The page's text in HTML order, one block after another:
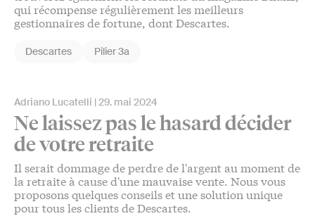
qui récompense régulièrement les meilleurs
gestionnaires de fortune, dont Descartes.
Descartes Pilier 3a
Adriano Lucatelli 29. mai 2024
Ne laissez pas le hasard décider
de votre retraite
Il serait dommage de perdre de l'argent au moment de
la retraite à cause d'une mauvaise vente. Nous vous
proposons quelques conseils et une solution unique
pour tous les clients de Descartes.